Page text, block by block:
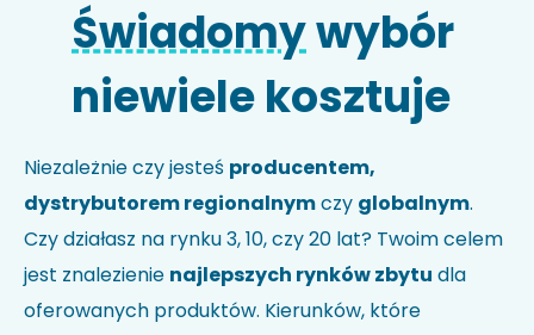
Kod HS
wyszukiwarce kodów.
Uwagi
Świadomywybór
niewiele kosztuje
Niezależnie czy jesteś producentem,
dystrybutorem regionalnymczy globalnym.
Czy działasz na rynku 3, 10, czy 20 lat? Twoim celem
jest znalezienie najlepszych rynków zbytu dla
oferowanych produktów. Kierunków, które